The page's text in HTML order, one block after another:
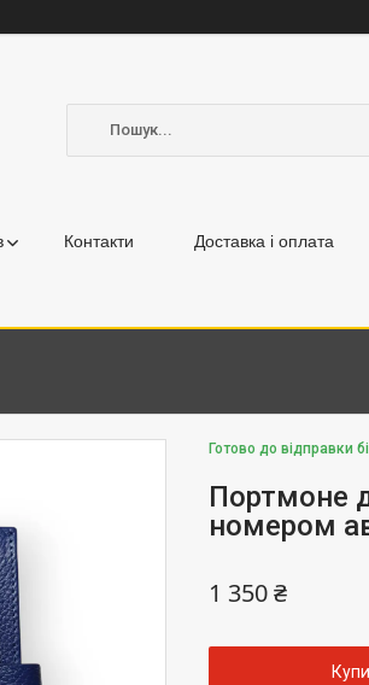
Контакти Доставка і оплата
Готово до відправки
Портмоне
номером
1 350 ₴